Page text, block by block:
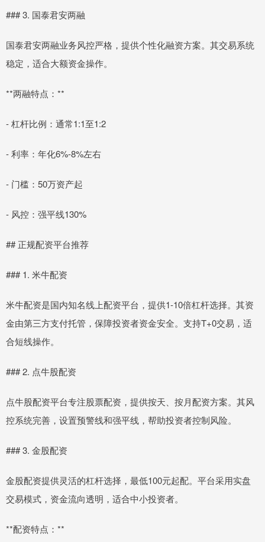
### 3. 国泰君安两融
国泰君安两融业务风控严格，提供个性化融资方案。其交易系统
稳定，适合大额资金操作。
**两融特点：**
- 杠杆比例：通常1:1至1:2
- 利率：年化6%-8%左右
- 门槛：50万资产起
- 风控：强平线130%
## 正规配资平台推荐
### 1. 米牛配资
米牛配资是国内知名线上配资平台，提供1-10倍杠杆选择。其资
金由第三方支付托管，保障投资者资金安全。支持T+0交易，适
合短线操作。
### 2. 点牛股配资
点牛股配资平台专注股票配资，提供按天、按月配资方案。其风
控系统完善，设置预警线和强平线，帮助投资者控制风险。
### 3. 金股配资
金股配资提供灵活的杠杆选择，最低100元起配。平台采用实盘
交易模式，资金流向透明，适合中小投资者。
**配资特点：**